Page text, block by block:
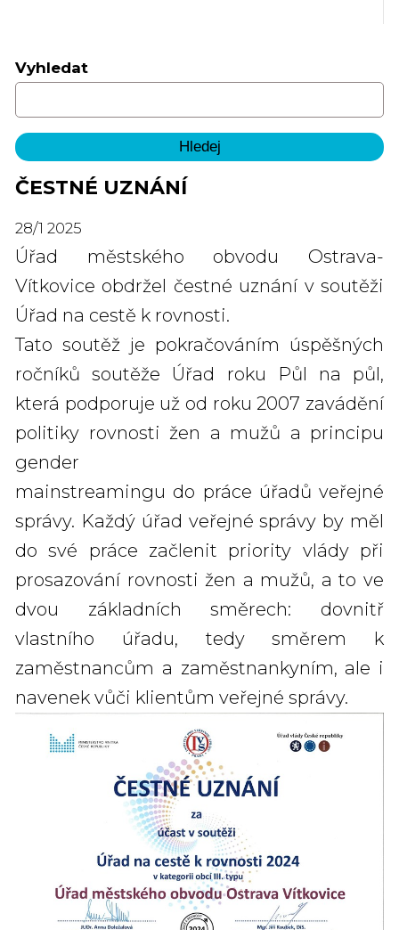
Vyhledat
ČESTNÉ UZNÁNÍ
28/1 2025
Úřad městského obvodu Ostrava-
Vítkovice obdržel čestné uznání v soutěži
Úřad na cestě k rovnosti.
Tato soutěž je pokračováním úspěšných
ročníků soutěže Úřad roku Půl na půl,
která podporuje už od roku 2007 zavádění
politiky rovnosti žen a mužů a principu
gender
mainstreamingu do práce úřadů veřejné
správy. Každý úřad veřejné správy by měl
do své práce začlenit priority vlády při
prosazování rovnosti žen a mužů, a to ve
dvou základních směrech: dovnitř
vlastního úřadu, tedysměrem k
zaměstnancům a zaměstnankyním, ale i
navenek vůči klientům veřejné správy.